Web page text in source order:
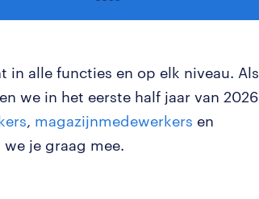
in alle functies en op elk niveau. Als
we in het eerste half jaar van 2026
, magazijnmedewerkers en
je graag mee.